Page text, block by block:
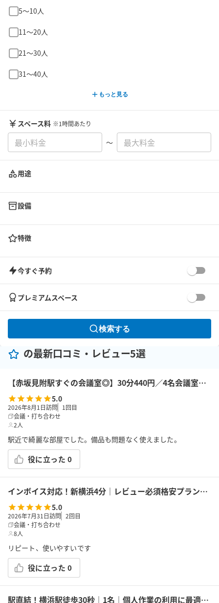
5〜10人
11〜20人
21〜30人
31〜40人
もっと見る
スペース料 ※1時間あたり
〜
用途
設備
特徴
今すぐ予約
プレミアムスペース
検索する
の最新口コミ・レビュー5選
【赤坂見附駅すぐの会議室◎】30分440円／4名会議室＜RoomB＞ モニター有 ※予約時間前は入室不可
5.0
2026年8月1日訪問 1 回目
会議・打ち合わせ
2人
駅近で綺麗な部屋でした。備品も問題なく使えました。
役に立った 0
インボイス対応！新横浜4分｜レビュー必須格安プラン｜14席｜土足OK｜Wi-Fi｜43型モニター｜ボドゲ｜面接・勉強｜トイレは女性に嬉しいお部屋外男女別
5.0
2026年7月31日訪問 2回目
会議・打ち合わせ
8人
リピート、使いやすいです
役に立った 0
駅直結！横浜駅徒歩30秒｜1名｜個人作業の利用に最適！エキニア横浜｜5階ハマポート「コワーキングスペース」B